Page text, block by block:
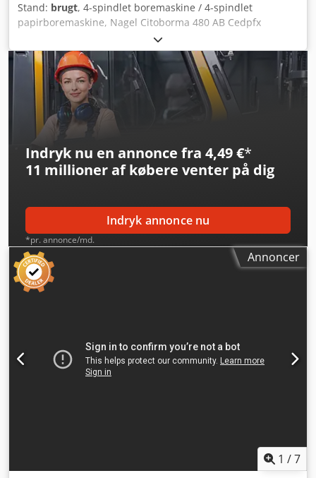
Stand: brugt, 4-spindlet boremaskine / 4-spindlet
papirboremaskine, Nagel Citoborma 480 AB Cedpfx
Adozcfwfjieha Online-videoinspektion via WhatsApp – MS
Zoom – Telegram På lager i Emskirchen/Nürnberg –
tilgængelig med det samme – kan afprøves.
Indryk nu en annonce fra 4,49 €*
11 millioner af købere venter på dig
Indryk annonce nu
*pr. annonce/md.
Annoncer
1 /7